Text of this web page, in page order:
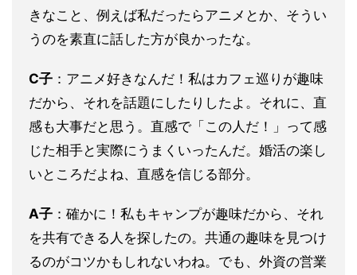
きなこと、例えば私だったらアニメとか、そうい
うのを素直に話した方が良かったな。
C子 ：アニメ好きなんだ！私はカフェ巡りが趣味
だから、それを話題にしたりしたよ。それに、直
感も大事だと思う。直感で「この人だ！」って感
じた相手と実際にうまくいったんだ。婚活の楽し
いところだよね、直感を信じる部分。
A子 ：確かに！私もキャンプが趣味だから、それ
を共有できる人を探したの。共通の趣味を見つけ
るのがコツかもしれないわね。でも、外資の営業